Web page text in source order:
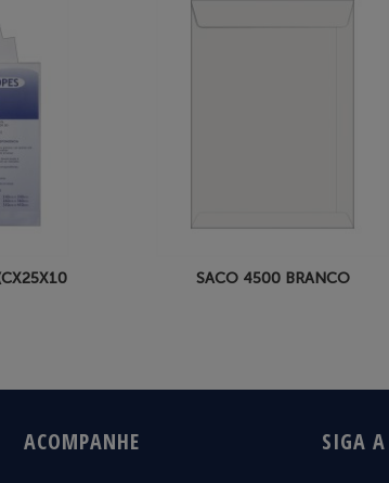
SACO 4500 BRANCO
ACOMPANHE SIGA